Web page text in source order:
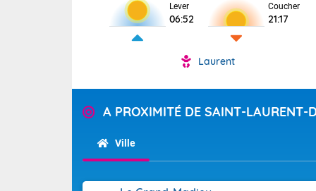
Pour la
Tendance
Lever
06:52
Coucher
21:17
Laurent
A PROXIMITÉ DE SAINT-LAURENT-
Ville
Voici les
Lyon : 36
30 Nancy :
Forte
maritimes
foyers